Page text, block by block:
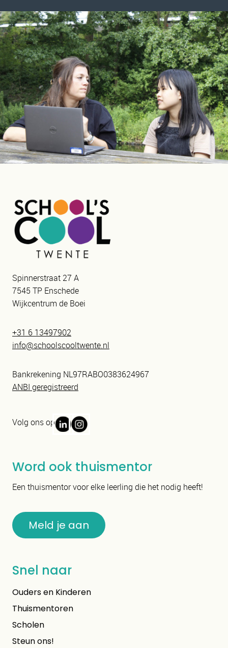
Spinnerstraat 27 A
7545 TP Enschede
Wijkcentrum de Boei
+31 6 13497902
info@schoolscooltwente.nl
Bankrekening NL97RABO0383624967
ANBI geregistreerd
Volg ons op
Word ook thuismentor
Een thuismentor voor elke leerling die het nodig heeft!
Meld je aan
Snel naar
Ouders en Kinderen
Thuismentoren
Scholen
Steun ons!